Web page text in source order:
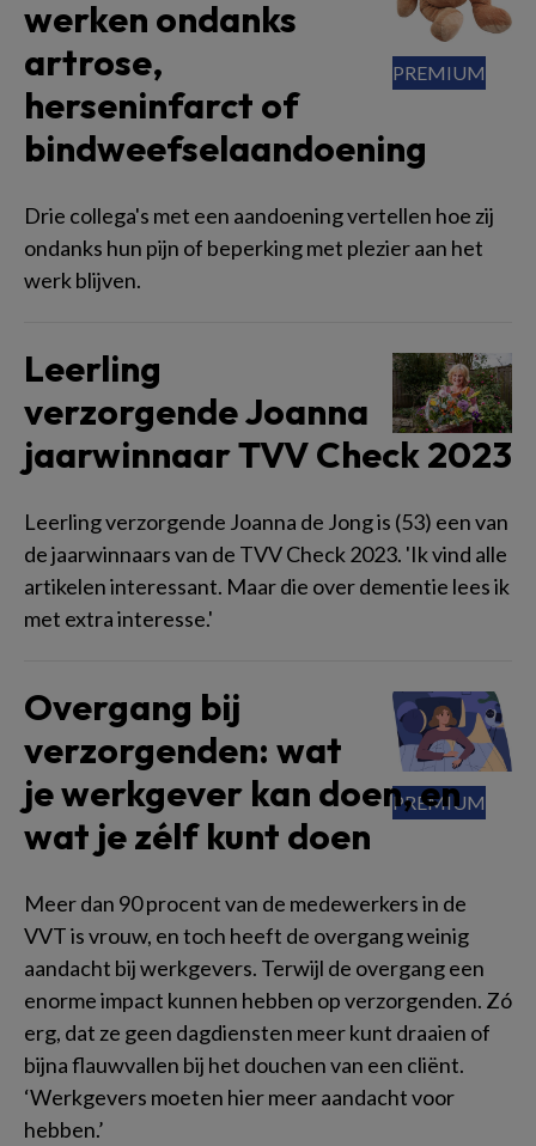
werken ondanks
artrose,
herseninfarct of
bindweefselaandoening
Drie collega's met een aandoening vertellen hoe zij
ondanks hun pijn of beperking met plezier aan het
werk blijven.
Leerling
verzorgende Joanna
jaarwinnaar TVV Check 2023
Leerling verzorgende Joanna de Jong is (53) een van
de jaarwinnaars van de TVV Check 2023. 'Ik vind alle
artikelen interessant. Maar die over dementie lees ik
met extra interesse.'
Overgang bij
verzorgenden: wat
je werkgever kan doen, en
wat je zélf kunt doen
Meer dan 90 procent van de medewerkers in de
VVT is vrouw, en toch heeft de overgang weinig
aandacht bij werkgevers. Terwijl de overgang een
enorme impact kunnen hebben op verzorgenden. Zó
erg, dat ze geen dagdiensten meer kunt draaien of
bijna flauwvallen bij het douchen van een cliënt.
‘Werkgevers moeten hier meer aandacht voor
hebben.’